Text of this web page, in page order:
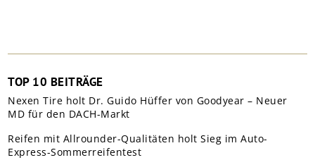
TOP 10 BEITRÄGE
Nexen Tire holt Dr. Guido Hüffer von Goodyear – Neuer
MD für den DACH-Markt
Reifen mit Allrounder-Qualitäten holt Sieg im Auto-
Express-Sommerreifentest